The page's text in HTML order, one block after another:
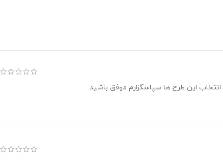
انتخاب این طرح ها سپاسگزارم موفق باشید.